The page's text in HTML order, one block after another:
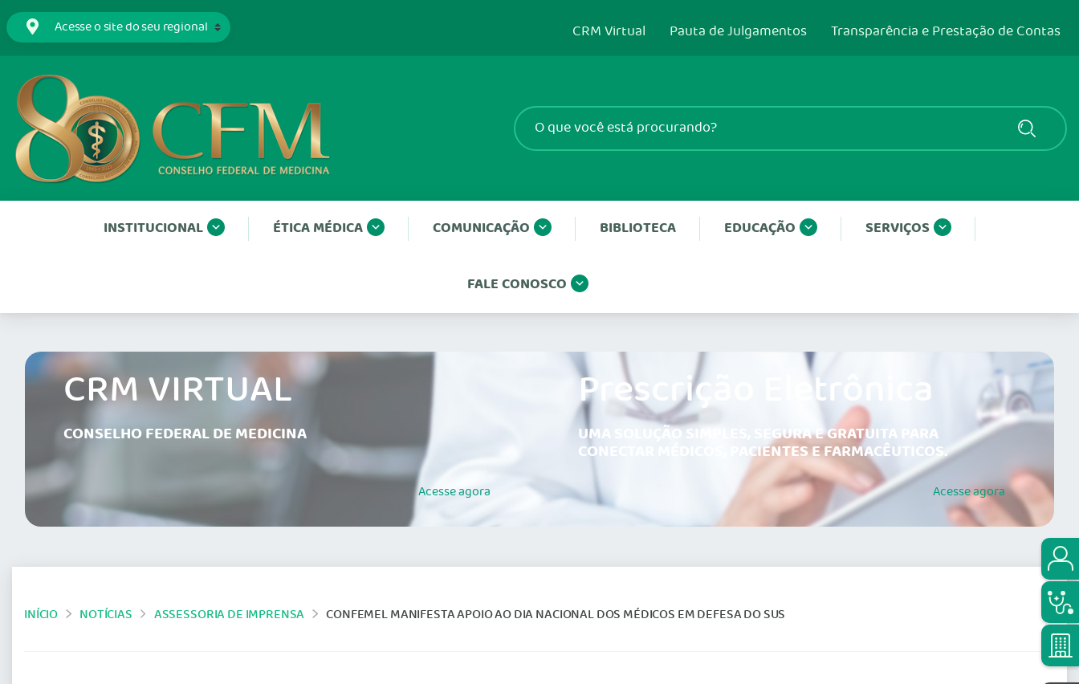
CRM Virtual Pauta de Julgamentos Transparência e Prestação de Contas
INSTITUCIONAL ÉTICA MÉDICA COMUNICAÇÃO BIBLIOTECA EDUCAÇÃO SERVIÇOS
FALE CONOSCO
CRM VIRTUAL
CONSELHO FEDERAL DE MEDICINA
Acesseagora
Prescrição Eletrônica
UMA SOLUÇÃO SIMPLES, SEGURA E GRATUITA PARA
CONECTAR MÉDICOS, PACIENTES E FARMACÊUTICOS.
Acesseagora
INÍCIO NOTÍCIAS ASSESSORIA DE IMPRENSA CONFEMEL MANIFESTA APOIO AO DIA NACIONAL DOS MÉDICOS EM DEFESA DO SUS